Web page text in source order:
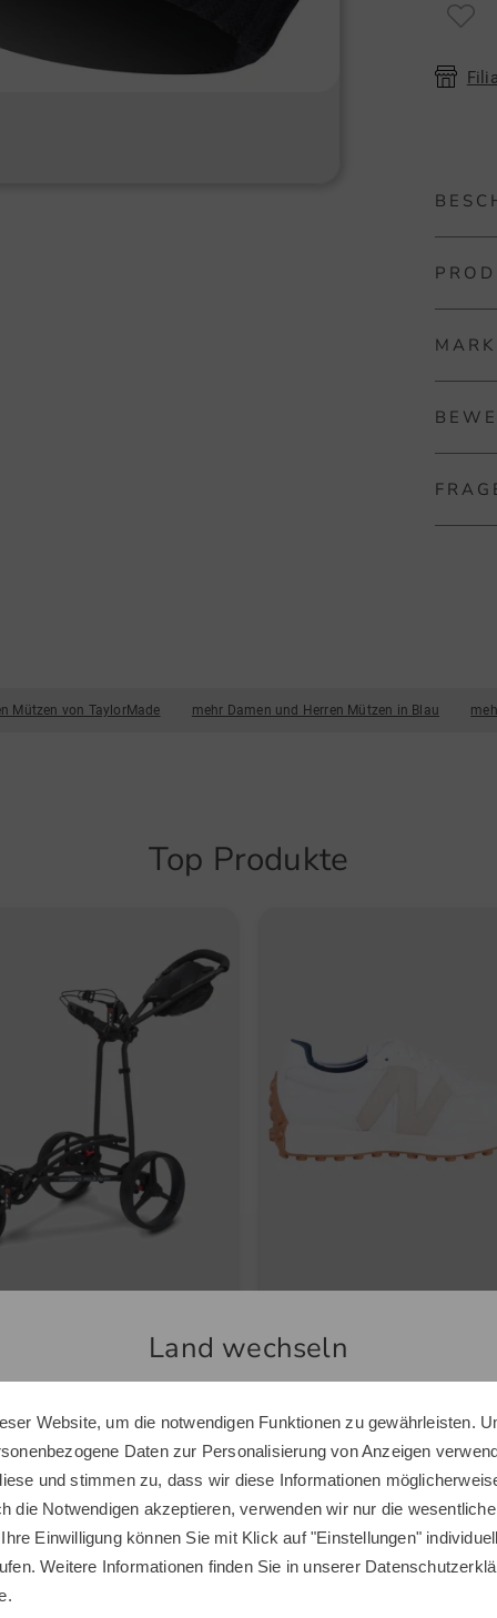
im
Mit
Mützen von TaylorMade mehr Damen und Herren Mützen in Blau
Top Produkte
FF Trolley schwarz
€
Material
327 Golfschuhe weiß
139,95 €
Land wechseln
Sie scheinen sich in einem anderen Land zu befinden.
Möchten Sie den Golf House Shop wechseln?
Website, um die notwendigen Funktionen zu gewährleisten.
Daten zur Personalisierung von Anzeigen
und stimmen zu, dass wir diese Informationen
die Notwendigen akzeptieren, verwenden wir nur die
Einwilligung können Sie mit Klick auf "Einstellungen"
Weitere Informationen finden Sie in unserer